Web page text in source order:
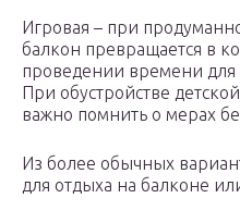
Игровая – при
балкон превращается в
проведении времени для
При обустройстве
важно помнить о мерах
Из более обычных
для отдыха на балконе